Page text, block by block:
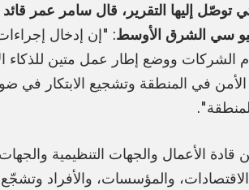
توصّل إليها التقرير، قال سامر عمر
سي الشرق الأوسط: "إن إدخال
الشركات ووضع إطار عمل متين للذكاء
في المنطقة وتشجيع الابتكار في
قادة الأعمال والجهات التنظيمية
والمؤسسات، والأفراد وتشجّع